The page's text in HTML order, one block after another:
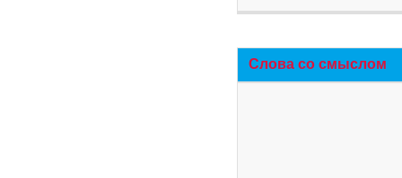
Слова со смыслом